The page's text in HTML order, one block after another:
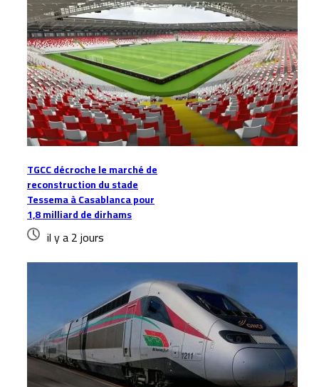
TGCC décroche le marché de
reconstruction du stade
Tessema à Casablanca pour
1,8 milliard de dirhams
il y a 2 jours